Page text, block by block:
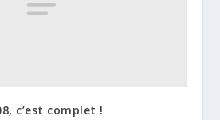
c’est complet !